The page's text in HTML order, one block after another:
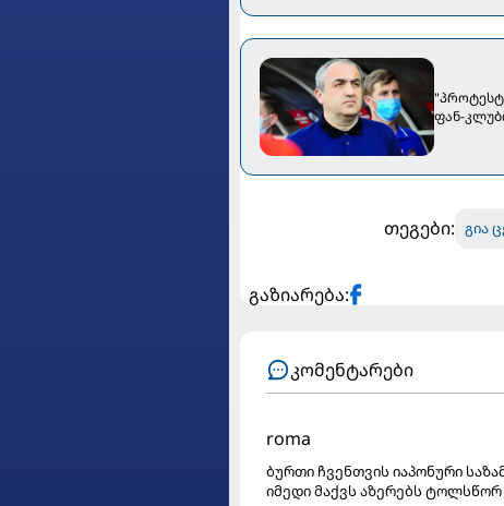
ფან-
თეგები: გია
გაზიარება:
კომენტარები
roma
ბურთი ჩვენთვის იაპონური
იმედი მაქვს აზერებს